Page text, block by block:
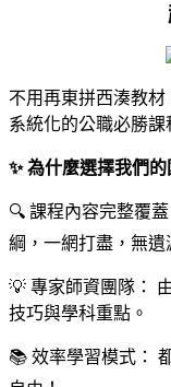
不用再東拼西湊教材
系統化的公職必勝課
✨ 為什麼選擇我們
🔍 課程內容完整覆
綱，一網打盡，無遺
💡 專家師資團隊：
技巧與學科重點。
📚 效率學習模式：